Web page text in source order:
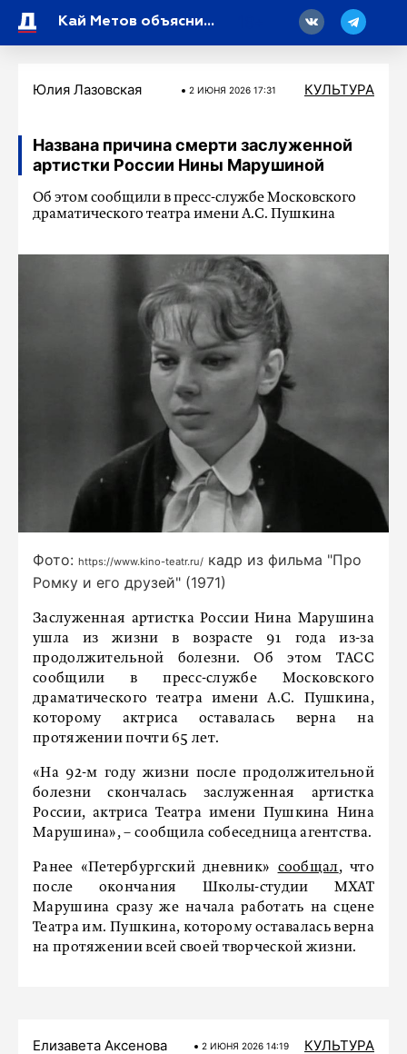
Кай Метов объяснил, почему звезды 90-х снова популярны
Юлия Лазовская 2 ИЮНЯ 2026 17:31 КУЛЬТУРА
Названа причина смерти заслуженной
артистки России Нины Марушиной
Об этом сообщили в пресс-службе Московского
драматического театра имени А.С. Пушкина
Фото: https://www.kino-teatr.ru/ кадр из фильма "Про
Ромку и его друзей" (1971)
Заслуженная артистка России Нина Марушина
ушла из жизни в возрасте 91 года из-за
продолжительной болезни. Об этом ТАСС
сообщили в пресс-службе Московского
драматического театра имени А.С. Пушкина,
которому актриса оставалась верна на
протяжении почти 65 лет.
«На 92-м году жизни после продолжительной
болезни скончалась заслуженная артистка
России, актриса Театра имени Пушкина Нина
Марушина», – сообщила собеседница агентства.
Ранее «Петербургский дневник» сообщал, что
после окончания Школы-студии МХАТ
Марушина сразу же начала работать на сцене
Театра им. Пушкина, которому оставалась верна
на протяжении всей своей творческой жизни.
Елизавета Аксенова 2 ИЮНЯ 2026 14:19 КУЛЬТУРА